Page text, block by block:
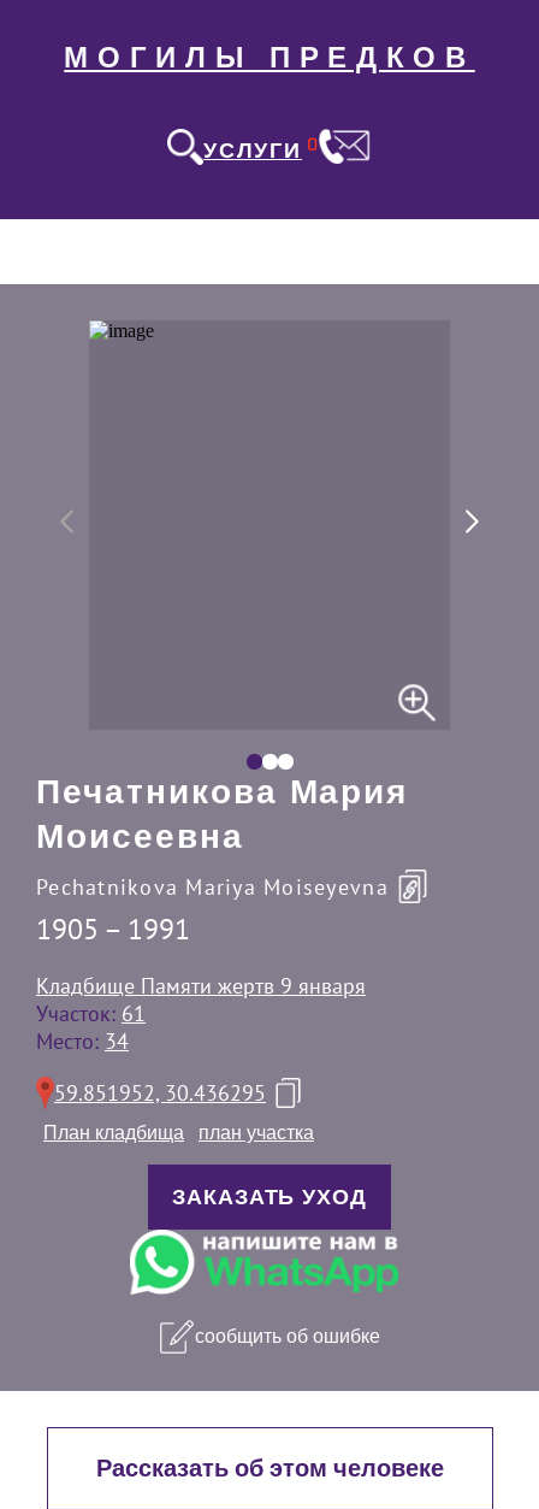
МОГИЛЫ ПРЕДКОВ
УСЛУГИ 0
Печатникова Мария
Моисеевна
Pechatnikova Mariya Moiseyevna
1905 – 1991
Кладбище Памяти жертв 9 января
Участок: 61
Место: 34
59.851952, 30.436295
План кладбища план участка
ЗАКАЗАТЬ УХОД
сообщить об ошибке
Рассказать об этом человеке